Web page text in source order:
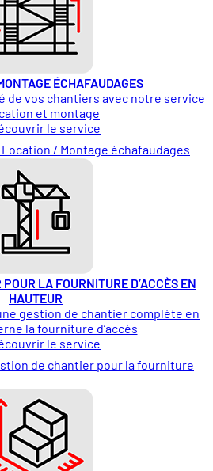
ÉCHAFAUDAGES
de vos chantiers avec notre service
et montage
le service
/ Montage échafaudages
LA FOURNITURE D’ACCÈS EN
HAUTEUR
gestion de chantier complète en
la fourniture d’accès
le service
de chantier pour la fourniture